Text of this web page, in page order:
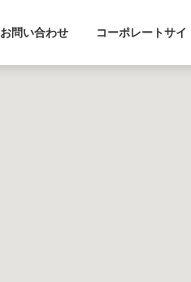
お問い合わせ コーポレートサイ